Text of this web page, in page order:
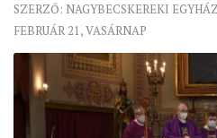
EGYHÁZI INTÉZMÉNYEINK
LELKIPÁSZTOROK
SZERZETESRENDEK
SZERZŐ: NAGYBECSKEREKI
FEBRUÁR 21, VASÁRNAP